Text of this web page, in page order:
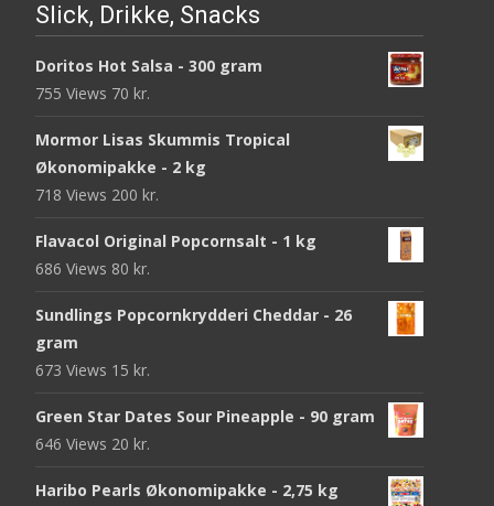
Slick, Drikke, Snacks
Doritos Hot Salsa - 300 gram
755 Views 70 kr.
Mormor Lisas Skummis Tropical
Økonomipakke - 2 kg
718 Views 200 kr.
Flavacol Original Popcornsalt - 1 kg
686 Views 80 kr.
Sundlings Popcornkrydderi Cheddar - 26
gram
673 Views 15 kr.
Green Star Dates Sour Pineapple - 90 gram
646 Views 20 kr.
Haribo Pearls Økonomipakke - 2,75 kg